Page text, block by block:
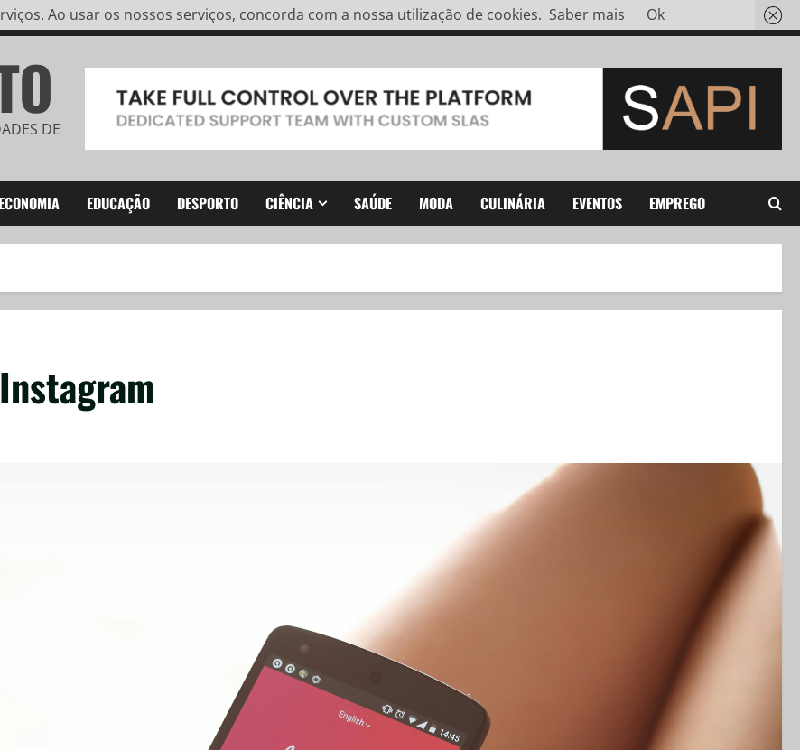
DE
ECONOMIA EDUCAÇÃO DESPORTO CIÊNCIA SAÚDE MODA CULINÁRIA EVENTOS EMPREGO
Ao usar os nossos serviços, concorda com a nossa utilização de cookies. Saber mais Ok